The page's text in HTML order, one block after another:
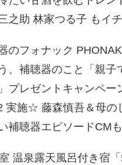
之助 林家つる子 もイチ
のフォナック
、補聴器のこと「親子
プレゼントキャンペー
実施☆ 藤森慎吾＆母の
補聴器エピソードCM
温泉露天風呂付き宿